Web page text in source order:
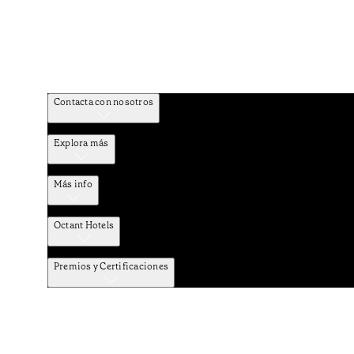
Contacta con nosotros
Explora más
Más info
Octant Hotels
Premios y Certificaciones